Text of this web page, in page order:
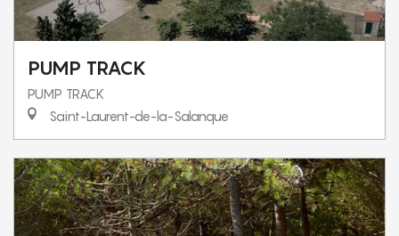
PUMP TRACK
PUMP TRACK
Saint-Laurent-de-la-Salanque